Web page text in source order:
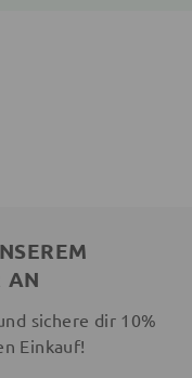
AN
sichere dir 10%
Einkauf!